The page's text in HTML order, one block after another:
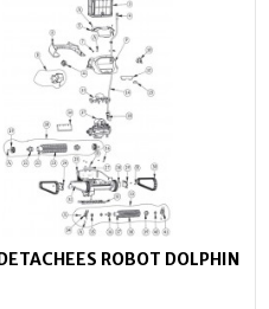
ROBOT DOLPHIN